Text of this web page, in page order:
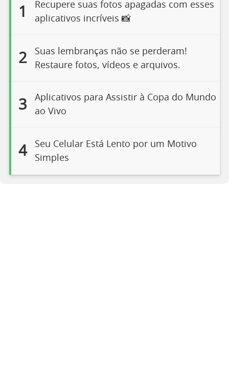
1
Recupere suas fotos apagadas com esses
aplicativos incríveis 📸
2
Suas lembranças não se perderam!
Restaure fotos, vídeos e arquivos.
3
Aplicativos para Assistir à Copa do Mundo
ao Vivo
4
Seu Celular Está Lento por um Motivo
Simples